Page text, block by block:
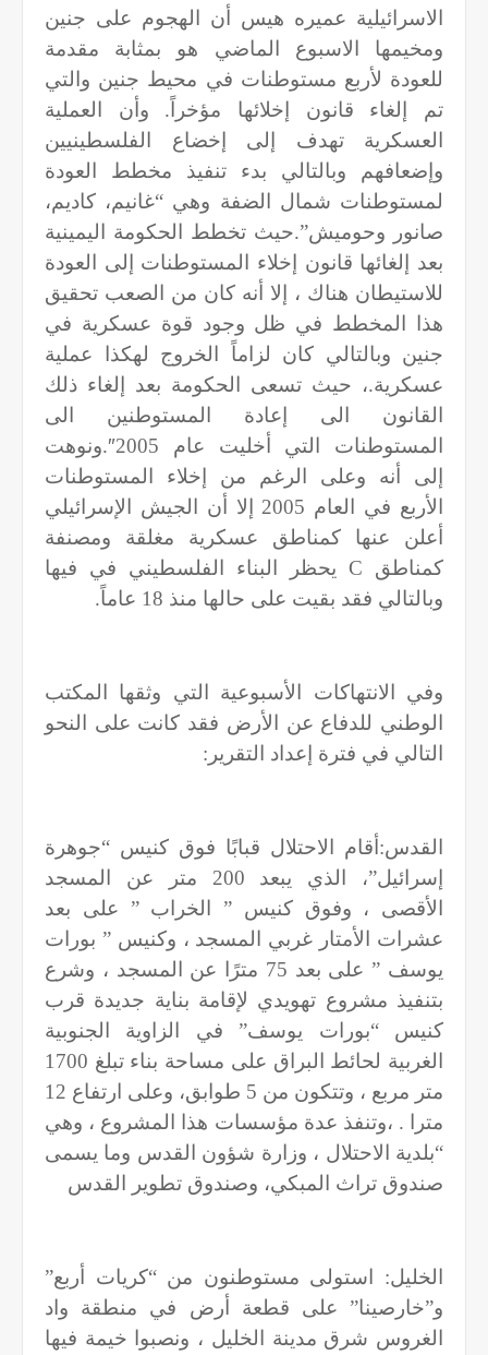
الاسرائيلية عميره هيس أن الهجوم على جنين
ومخيمها الاسبوع الماضي هو بمثابة مقدمة
للعودة لأربع مستوطنات في محيط جنين والتي
تم إلغاء قانون إخلائها مؤخراً. وأن العملية
العسكرية تهدف إلى إخضاع الفلسطينيين
وإضعافهم وبالتالي بدء تنفيذ مخطط العودة
لمستوطنات شمال الضفة وهي “غانيم، كاديم،
صانور وحوميش”.حيث تخطط الحكومة اليمينية
بعد إلغائها قانون إخلاء المستوطنات إلى العودة
للاستيطان هناك ، إلا أنه كان من الصعب تحقيق
هذا المخطط في ظل وجود قوة عسكرية في
جنين وبالتالي كان لزاماً الخروج لهكذا عملية
عسكرية.، حيث تسعى الحكومة بعد إلغاء ذلك
القانون الى إعادة المستوطنين الى
المستوطنات التي أخليت عام 2005
″.ونوهت
إلى أنه وعلى الرغم من إخلاء المستوطنات
الأربع في العام 2005 إلا أن الجيش الإسرائيلي
أعلن عنها كمناطق عسكرية مغلقة ومصنفة
كمناطق C يحظر البناء الفلسطيني في فيها
وبالتالي فقد بقيت على حالها منذ 18 عاماً.
وفي الانتهاكات الأسبوعية التي وثقها المكتب
الوطني للدفاع عن الأرض فقد كانت على النحو
التالي في فترة إعداد التقرير:
القدس:أقام الاحتلال قبابًا فوق كنيس “جوهرة
إسرائيل”، الذي يبعد 200 متر عن المسجد
الأقصى ، وفوق كنيس ” الخراب ” على بعد
عشرات الأمتار غربي المسجد ، وكنيس ” بورات
يوسف ” على بعد 75 مترًا عن المسجد ، وشرع
بتنفيذ مشروع تهويدي لإقامة بناية جديدة قرب
كنيس “بورات يوسف” في الزاوية الجنوبية
الغربية لحائط البراق على مساحة بناء تبلغ 1700
متر مربع ، وتتكون من 5 طوابق، وعلى ارتفاع 12
مترا . ،وتنفذ عدة مؤسسات هذا المشروع ، وهي
“بلدية الاحتلال ، وزارة شؤون القدس وما يسمى
صندوق تراث المبكي، وصندوق تطوير القدس
الخليل: استولى مستوطنون من “كريات أربع”
و”خارصينا” على قطعة أرض في منطقة واد
الغروس شرق مدينة الخليل ، ونصبوا خيمة فيها